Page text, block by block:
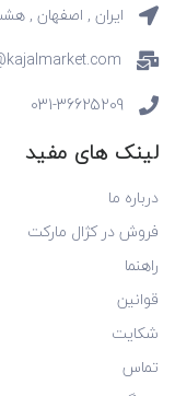
ایران , اصفهان ,
031-36625209
لینک های مفید
درباره ما
فروش در کژال مارکت
راهنما
قوانین
شکایت
تماس